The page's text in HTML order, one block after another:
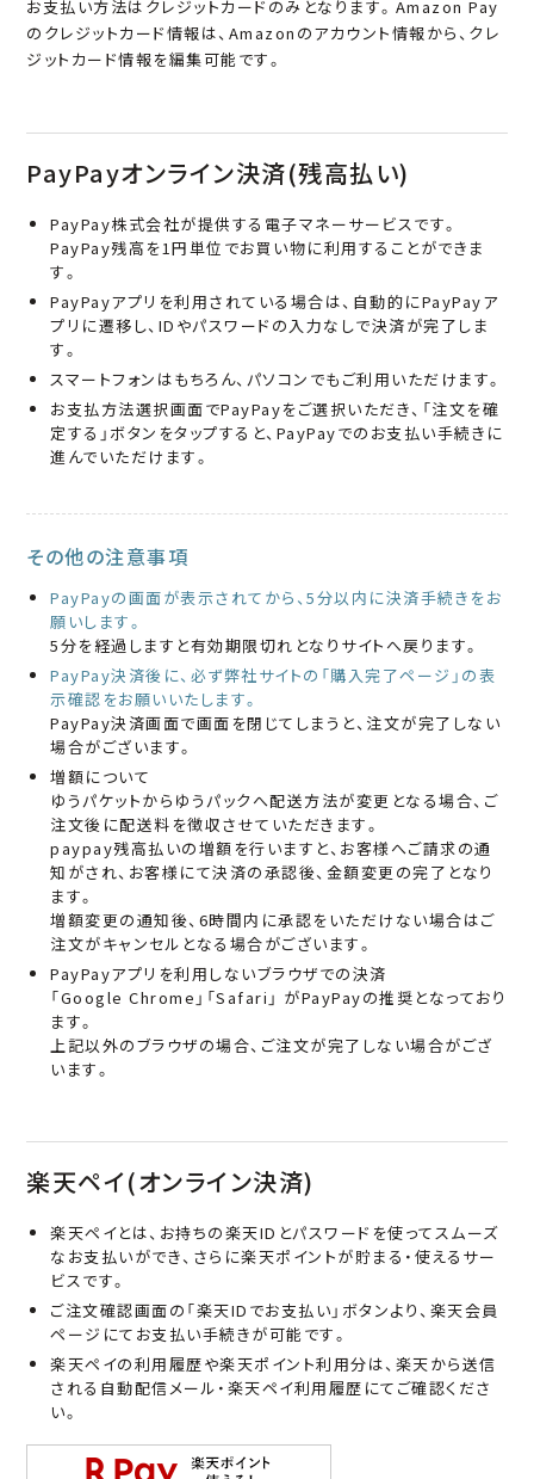
お支払い方法はクレジットカードのみとなります。Amazon Pay
のクレジットカード情報は、Amazonのアカウント情報から、クレ
ジットカード情報を編集可能です。
PayPayオンライン決済(残高払い)
PayPay株式会社が提供する電子マネーサービスです。
PayPay残高を1円単位でお買い物に利用することができま
す。
PayPayアプリを利用されている場合は、自動的にPayPayア
プリに遷移し、IDやパスワードの入力なしで決済が完了しま
す。
スマートフォンはもちろん、パソコンでもご利用いただけます。
お支払方法選択画面でPayPayをご選択いただき、「注文を確
定する」ボタンをタップすると、PayPayでのお支払い手続きに
進んでいただけます。
その他の注意事項
PayPayの画面が表示されてから、5分以内に決済手続きをお
願いします。
5分を経過しますと有効期限切れとなりサイトへ戻ります。
PayPay決済後に、必ず弊社サイトの「購入完了ページ」の表
示確認をお願いいたします。
PayPay決済画面で画面を閉じてしまうと、注文が完了しない
場合がございます。
増額について
ゆうパケットからゆうパックへ配送方法が変更となる場合、ご
注文後に配送料を徴収させていただきます。
paypay残高払いの増額を行いますと、お客様へご請求の通
知がされ、お客様にて決済の承認後、金額変更の完了となり
ます。
増額変更の通知後、6時間内に承認をいただけない場合はご
注文がキャンセルとなる場合がございます。
PayPayアプリを利用しないブラウザでの決済
「Google Chrome」「Safari」 がPayPayの推奨となっており
ます。
上記以外のブラウザの場合、ご注文が完了しない場合がござ
います。
楽天ペイ(オンライン決済)
楽天ペイとは、お持ちの楽天IDとパスワードを使ってスムーズ
なお支払いができ、さらに楽天ポイントが貯まる・使えるサー
ビスです。
ご注文確認画面の「楽天IDでお支払い」ボタンより、楽天会員
ページにてお支払い手続きが可能です。
楽天ペイの利用履歴や楽天ポイント利用分は、楽天から送信
される自動配信メール・楽天ペイ利用履歴にてご確認くださ
い。